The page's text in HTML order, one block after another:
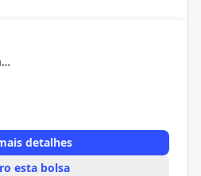
Especialização (pós-graduação)
detalhes
esta bolsa